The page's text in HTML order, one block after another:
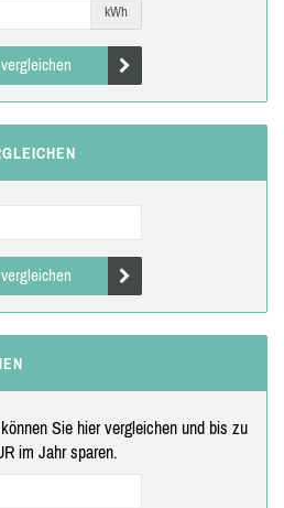
kWh
Sie hier vergleichen und bis zu
im Jahr sparen.